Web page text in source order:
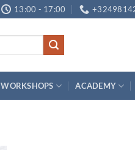
13:00 - 17:00
WORKSHOPS ACADEMY